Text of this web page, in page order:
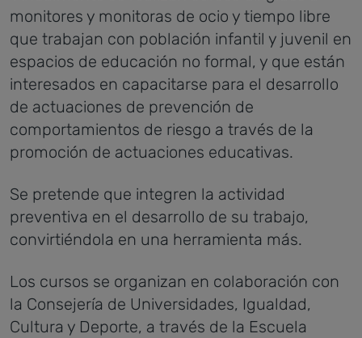
monitores y monitoras de ocio y tiempo libre
que trabajan con población infantil y juvenil en
espacios de educación no formal, y que están
interesados en capacitarse para el desarrollo
de actuaciones de prevención de
comportamientos de riesgo a través de la
promoción de actuaciones educativas.
Se pretende que integren la actividad
preventiva en el desarrollo de su trabajo,
convirtiéndola en una herramienta más.
Los cursos se organizan en colaboración con
la Consejería de Universidades, Igualdad,
Cultura y Deporte, a través de la Escuela